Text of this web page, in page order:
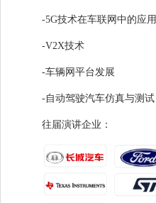
-5G技术在车联网中的应用
-V2X技术
-车辆网平台发展
-自动驾驶汽车仿真与测试
往届演讲企业：